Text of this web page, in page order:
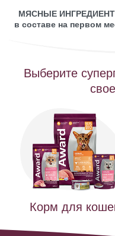
МЯСНЫЕ
в составе на первом
Выберите
Корм для